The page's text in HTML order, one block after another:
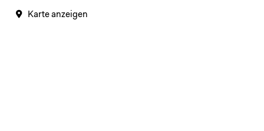
Karte anzeigen